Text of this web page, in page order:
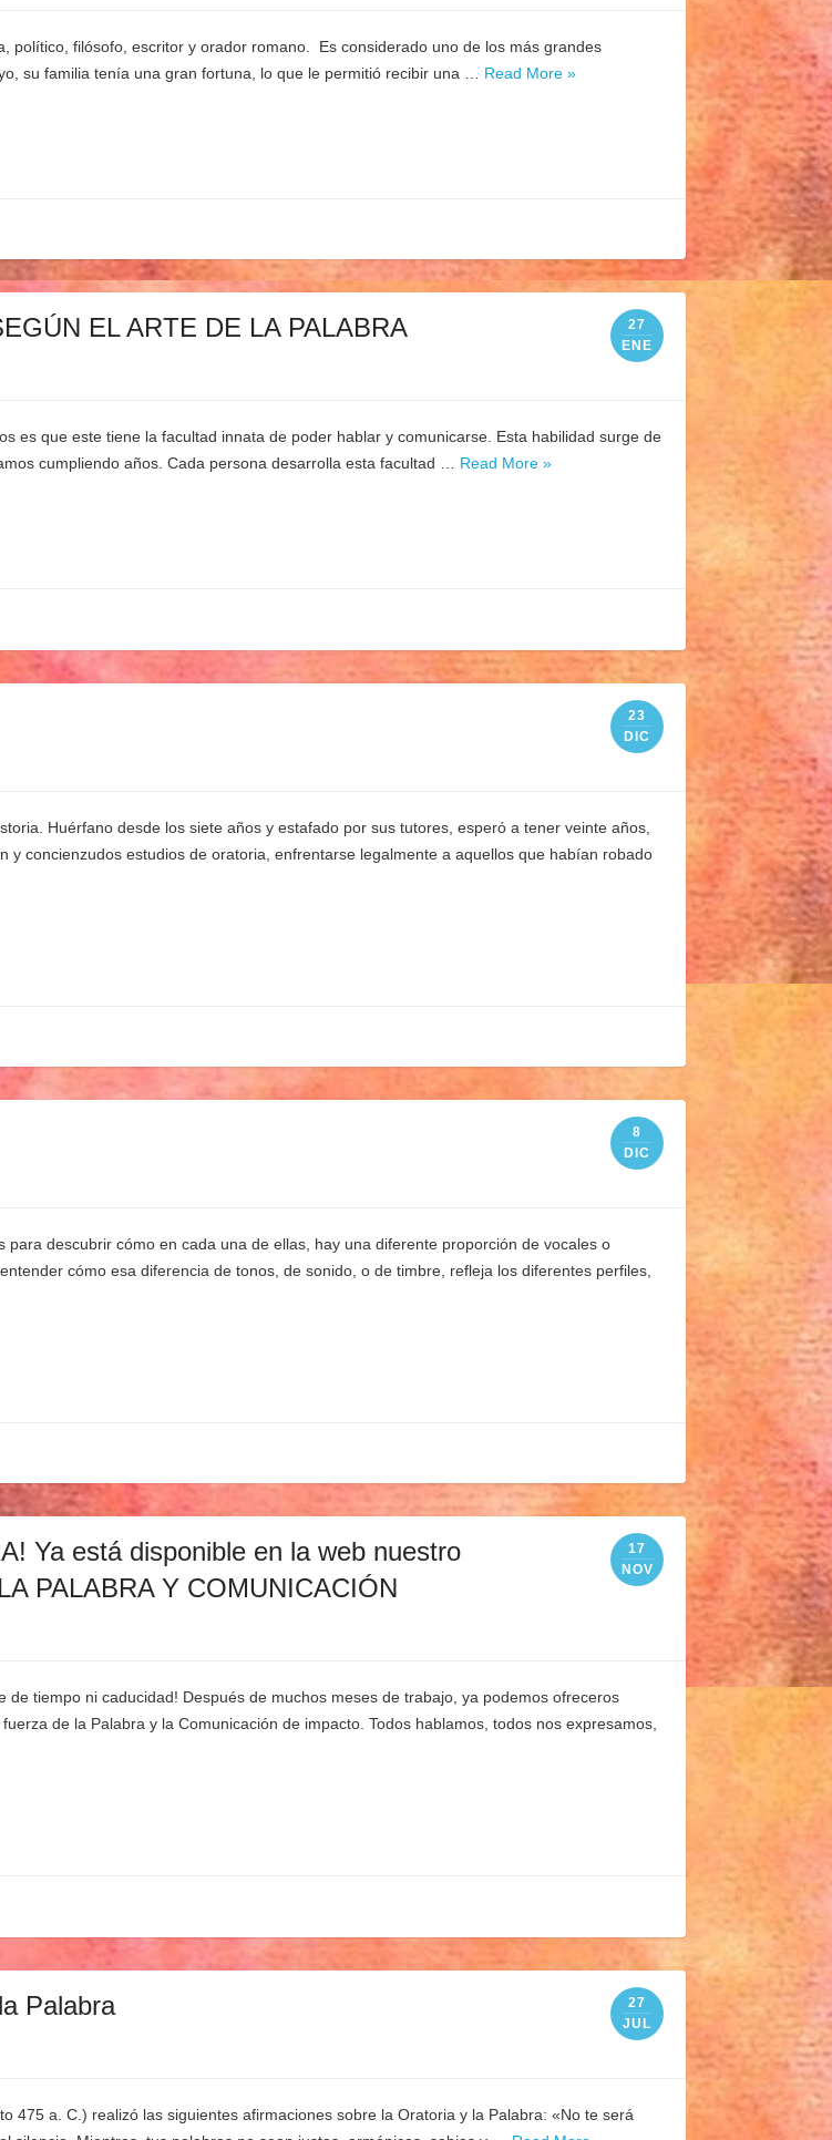
político, filósofo, escritor y orador romano. ​ Es considerado uno de los más grandes
su familia tenía una gran fortuna, lo que le permitió recibir una … Read More »
EL ARTE DE LA PALABRA
27
ENE
es que este tiene la facultad innata de poder hablar y comunicarse. Esta habilidad surge de
cumpliendo años. Cada persona desarrolla esta facultad … Read More »
23
DIC
Huérfano desde los siete años y estafado por sus tutores, esperó a tener veinte años,
concienzudos estudios de oratoria, enfrentarse legalmente a aquellos que habían robado
8
DIC
descubrir cómo en cada una de ellas, hay una diferente proporción de vocales o
cómo esa diferencia de tonos, de sonido, o de timbre, refleja los diferentes perfiles,
Ya está disponible en la web nuestro
PALABRA Y COMUNICACIÓN
17
NOV
tiempo ni caducidad! Después de muchos meses de trabajo, ya podemos ofreceros
de la Palabra y la Comunicación de impacto. Todos hablamos, todos nos expresamos,
Palabra
27
JUL
475 a. C.) realizó las siguientes afirmaciones sobre la Oratoria y la Palabra: «No te será